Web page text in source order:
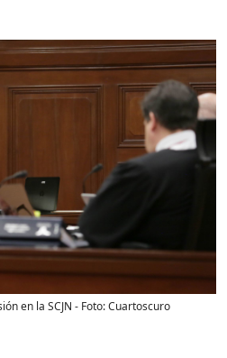
en la SCJN - Foto:Cuartoscuro